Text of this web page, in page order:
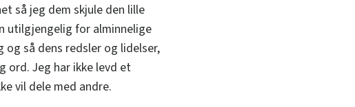
så jeg dem skjule den lille
utilgjengelig for alminnelige
så dens redsler og lidelser,
ord. Jeg har ikke levd et
vil dele med andre.